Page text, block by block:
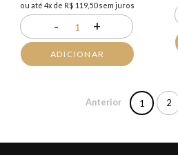
ou até 4x de R$ 119,50 sem juros
- 1 +
ADICIONAR
Anterior 1 2